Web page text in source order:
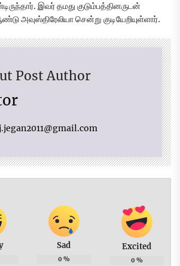
இவர் தமது குடும்பத்தினருடன்
அவுஸ்திரேலியா சென்று குடியேறியுள்ளார்.
Post Author
Sad
0 %
Excited
0 %